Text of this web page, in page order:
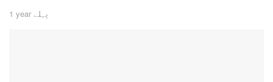
1 year پہلے